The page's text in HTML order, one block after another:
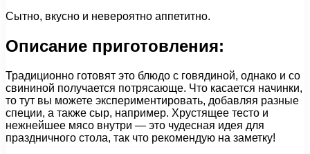
Сытно, вкусно и невероятно аппетитно.
Описание приготовления:
Традиционно готовят это блюдо с говядиной, однако и со
свининой получается потрясающе. Что касается начинки,
то тут вы можете экспериментировать, добавляя разные
специи, а также сыр, например. Хрустящее тесто и
нежнейшее мясо внутри — это чудесная идея для
праздничного стола, так что рекомендую на заметку!